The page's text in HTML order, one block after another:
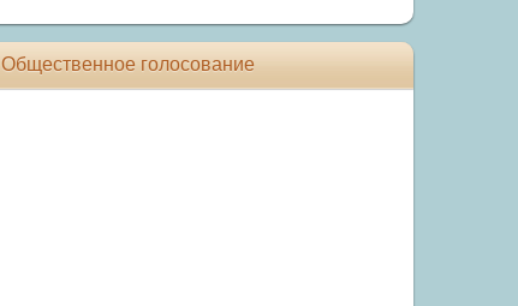
Общественное голосование